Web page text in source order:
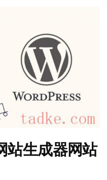
站生成器网站